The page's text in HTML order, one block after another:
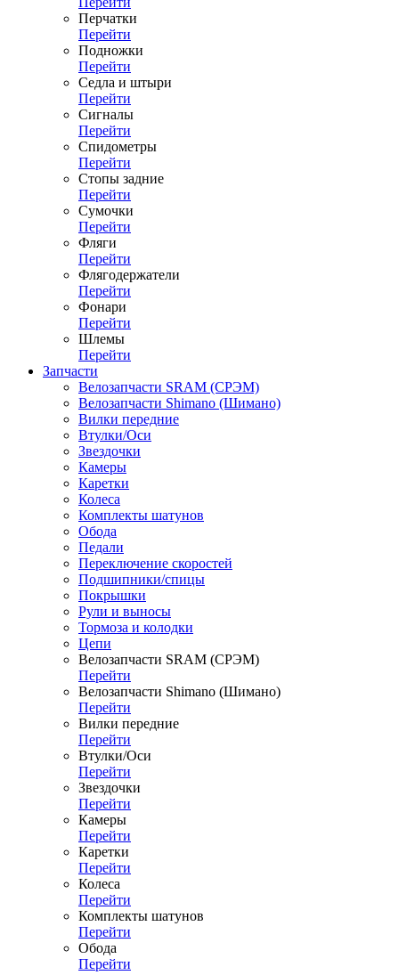
Перчатки
Перейти
Подножки
Перейти
Седла и штыри
Перейти
Сигналы
Перейти
Спидометры
Перейти
Стопы задние
Перейти
Сумочки
Перейти
Фляги
Перейти
Флягодержатели
Перейти
Фонари
Перейти
Шлемы
Перейти
Запчасти
Велозапчасти SRAM (СРЭМ)
Велозапчасти Shimano (Шимано)
Вилки передние
Втулки/Оси
Звездочки
Камеры
Каретки
Колеса
Комплекты шатунов
Обода
Педали
Переключение скоростей
Подшипники/спицы
Покрышки
Рули и выносы
Тормоза и колодки
Цепи
Велозапчасти SRAM (СРЭМ)
Перейти
Велозапчасти Shimano (Шимано)
Перейти
Вилки передние
Перейти
Втулки/Оси
Перейти
Звездочки
Перейти
Камеры
Перейти
Каретки
Перейти
Колеса
Перейти
Комплекты шатунов
Перейти
Обода
Перейти